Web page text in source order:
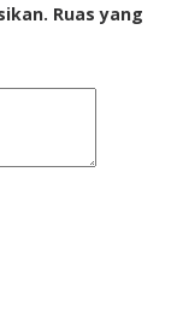
Ruas yang